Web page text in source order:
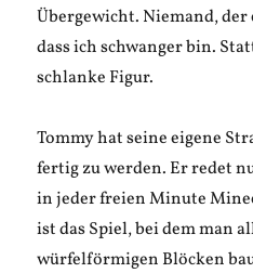
Übergewicht. Niemand,
dass ich schwanger bin.
schlanke Figur.
Tommy hat seine eigene
fertig zu werden. Er redet
in jeder freien Minute
ist das Spiel, bei dem man
würfelförmigen Blöcken